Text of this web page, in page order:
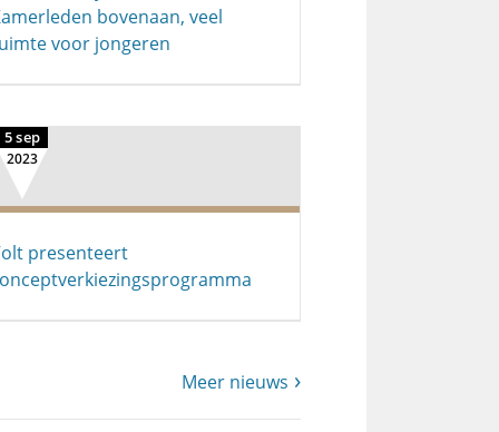
bovenaan, veel
voor jongeren
5 sep
2023
presenteert
Meer nieuws